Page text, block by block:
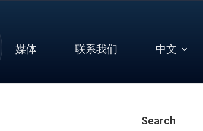
媒体 联系我们 中文
Search